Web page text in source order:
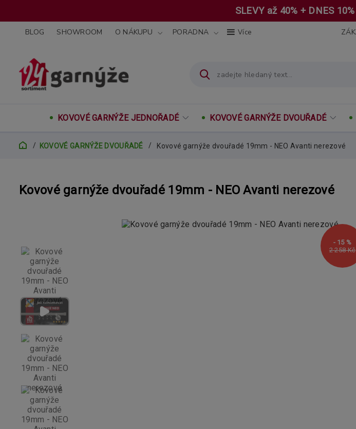
SLEVY až 40% + DNES
BLOG SHOWROOM O NÁKUPU PORADNA Více
KOVOVÉ GARNÝŽE JEDNOŘADÉ KOVOVÉ GARNÝŽE DVOUŘADÉ
KOVOVÉ GARNÝŽE DVOUŘADÉ Kovové garnýže dvouřadé 19mm - NEO Avanti nerezové
Kovové garnýže dvouřadé 19mm - NEO Avanti nerezové
2 258 Kč
- 15 %